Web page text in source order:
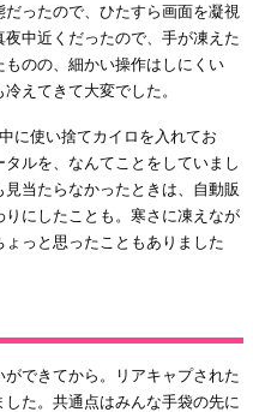
ったので、ひたすら画面を凝視
中近くだったので、手が凍えた
のの、細かい操作はしにくい
えてきて大変でした。
に使い捨てカイロを入れてお
ルを、なんてことをしていまし
当たらなかったときは、自動販
にしたことも。寒さに凍えなが
っと思ったこともありました
できてから。リアキャプされた
た。共通点はみんな手袋の先に